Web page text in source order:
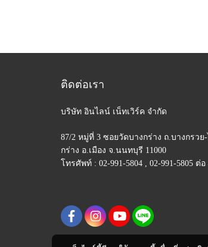
ติดต่อเรา
บริษัท อินไลน์ เน็ทเวิร์ค จำกัด
87/2 หมู่ที่ 3 ซอยวัดบางกร่าง ถ.บางกรวย
กร่าง อ.เมือง จ.นนทบุรี 11000
โทรศัพท์ : 02-991-5804 , 02-991-5805 ต่อ